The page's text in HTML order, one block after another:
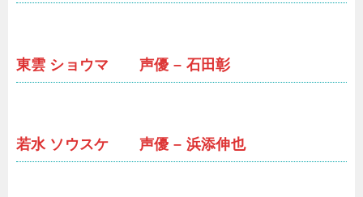
東雲 ショウマ 声優 – 石田彰
若水 ソウスケ 声優 – 浜添伸也